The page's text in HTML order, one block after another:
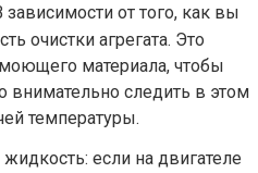
от того, как вы
очистки агрегата. Это
материала, чтобы
внимательно следить в этом
температуры.
если на двигателе